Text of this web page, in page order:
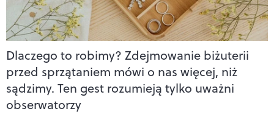
Dlaczego to robimy? Zdejmowanie biżuterii
przed sprzątaniem mówi o nas więcej, niż
sądzimy. Ten gest rozumieją tylko uważni
obserwatorzy